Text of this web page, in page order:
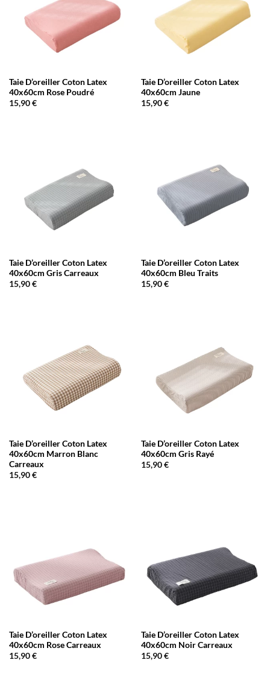
Taie D’oreiller Coton Latex
40x60cm Rose Poudré
15,90€
Taie D’oreiller Coton Latex
40x60cm Jaune
15,90€
Taie D’oreiller Coton Latex
40x60cm Gris Carreaux
15,90€
Taie D’oreiller Coton Latex
40x60cm Bleu Traits
15,90€
Taie D’oreiller Coton Latex
40x60cm Marron Blanc
Carreaux
15,90€
Taie D’oreiller Coton Latex
40x60cm Gris Rayé
15,90€
Taie D’oreiller Coton Latex
40x60cm Rose Carreaux
15,90€
Taie D’oreiller Coton Latex
40x60cm Noir Carreaux
15,90€